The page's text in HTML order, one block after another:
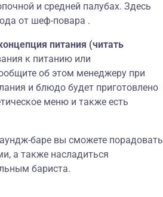
и средней палубах. Здесь
от шеф-повара .
питания (читать
к питанию или
об этом менеджеру при
и блюдо будет приготовлено
меню и также есть
баре вы сможете порадовать
а также насладиться
бариста.